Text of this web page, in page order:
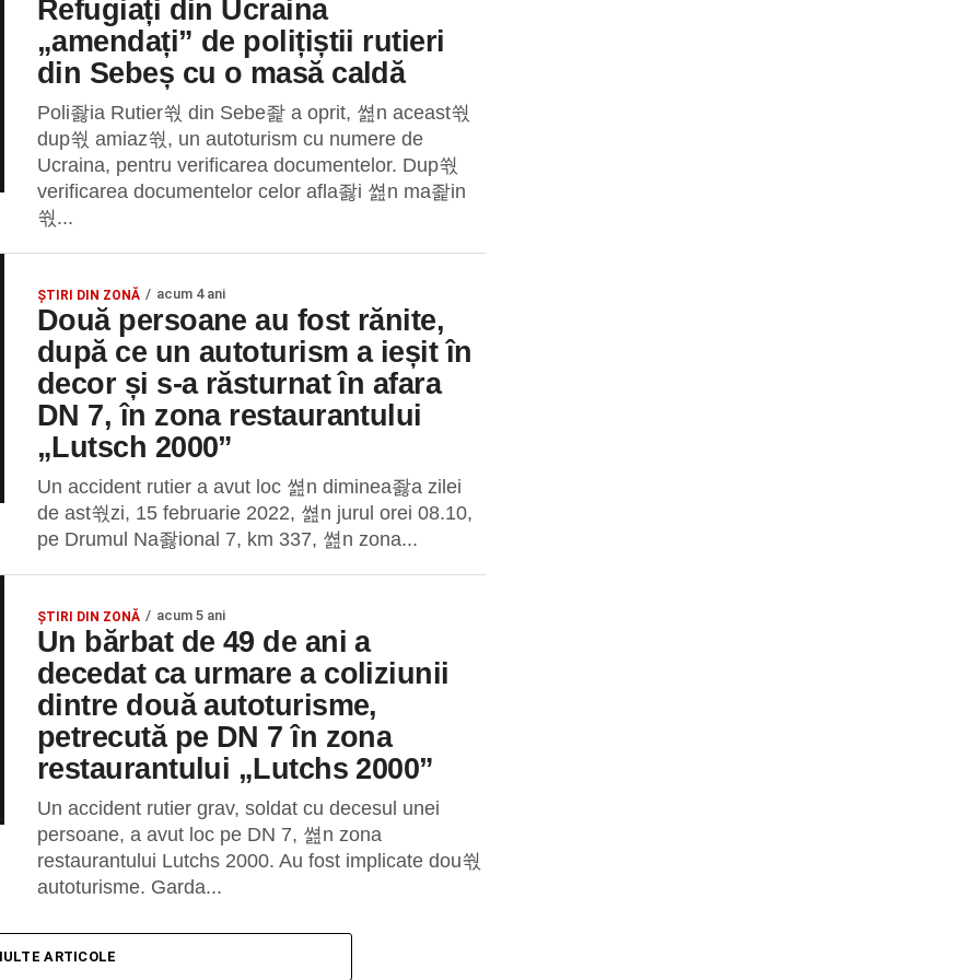
Refugiați din Ucraina
„amendați” de polițiștii rutieri
din Sebeș cu o masă caldă
Poli좛ia Rutier쒃 din Sebe좙 a oprit, 쎮n aceast쒃
dup쒃 amiaz쒃, un autoturism cu numere de
Ucraina, pentru verificarea documentelor. Dup쒃
verificarea documentelor celor afla좛i 쎮n ma좙in
쒃...
ȘTIRI DIN ZONĂ acum 4 ani
Două persoane au fost rănite,
după ce un autoturism a ieșit în
decor și s-a răsturnat în afara
DN 7, în zona restaurantului
„Lutsch 2000”
Un accident rutier a avut loc 쎮n diminea좛a zilei
de ast쒃zi, 15 februarie 2022, 쎮n jurul orei 08.10,
pe Drumul Na좛ional 7, km 337, 쎮n zona...
ȘTIRI DIN ZONĂ acum 5 ani
Un bărbat de 49 de ani a
decedat ca urmare a coliziunii
dintre două autoturisme,
petrecută pe DN 7 în zona
restaurantului „Lutchs 2000”
Un accident rutier grav, soldat cu decesul unei
persoane, a avut loc pe DN 7, 쎮n zona
restaurantului Lutchs 2000. Au fost implicate dou쒃
autoturisme. Garda...
ARTICOLE